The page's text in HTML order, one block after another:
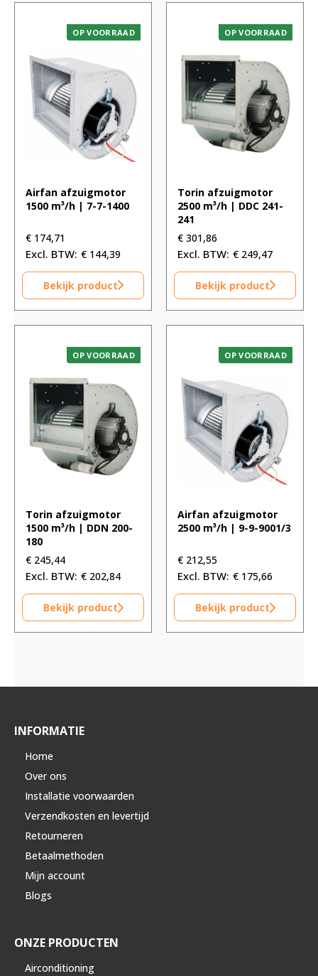
OP VOORRAAD
Airfan afzuigmotor
1500 m³/h | 7-7-1400
€ 174,71
€ 144,39
Bekijk product
OP VOORRAAD
Torin afzuigmotor
2500 m³/h | DDC 241-
241
€ 301,86
€ 249,47
Bekijk product
OP VOORRAAD
Torin afzuigmotor
1500 m³/h | DDN 200-
180
€ 245,44
€ 202,84
Bekijk product
OP VOORRAAD
Airfan afzuigmotor
2500 m³/h | 9-9-9001/3
€ 212,55
€ 175,66
Bekijk product
INFORMATIE
Home
Over ons
Installatie voorwaarden
Verzendkosten en levertijd
Retourneren
Betaalmethoden
Mijn account
Blogs
ONZE PRODUCTEN
Airconditioning